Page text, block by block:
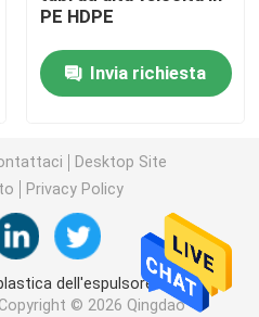
tubo del PE
del tubo
della banda dell'ANIMALE
produzione
di strato
PE HDPE
Invia richiesta
Desktop Site
Privacy Policy
dell'espulsore del
© 2026 Qingdao